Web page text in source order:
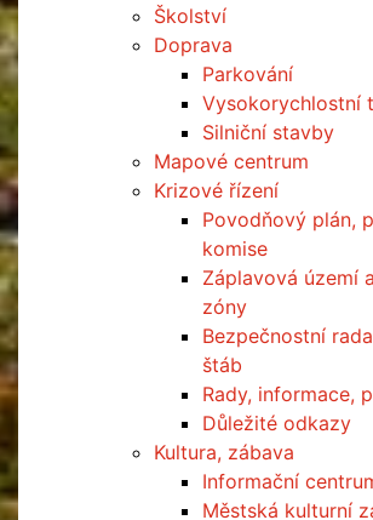
Školství
Doprava
Parkování
Vysokorychlostní
Silniční stavby
Mapové centrum
Krizové řízení
Povodňový plán,
komise
Záplavová území
zóny
Bezpečnostní
štáb
Rady, informace,
Důležité odkazy
Kultura, zábava
Informační
Městská kulturní